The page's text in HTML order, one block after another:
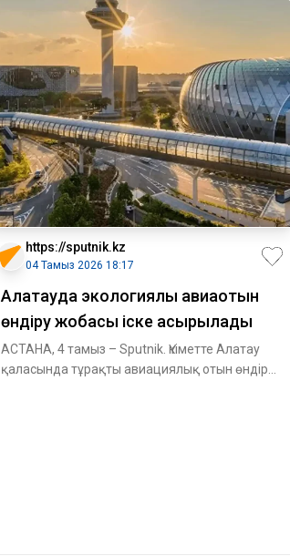
https://sputnik.kz
04 Тамыз 2026 18:17
Алатауда экологиялық авиаотын
өндіру жобасы іске асырылады
АСТАНА, 4 тамыз – Sputnik. Үкіметте Алатау
қаласында тұрақты авиациялық отын өндіру